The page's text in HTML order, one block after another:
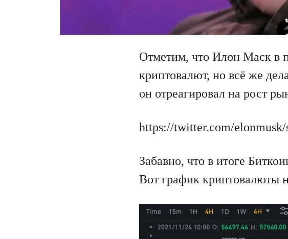
Отметим, что Илон Маск в
криптовалют, но всё же
он отреагировал на рост
https://twitter.com/elonmusk/
Забавно, что в итоге
Вот график криптовалюты